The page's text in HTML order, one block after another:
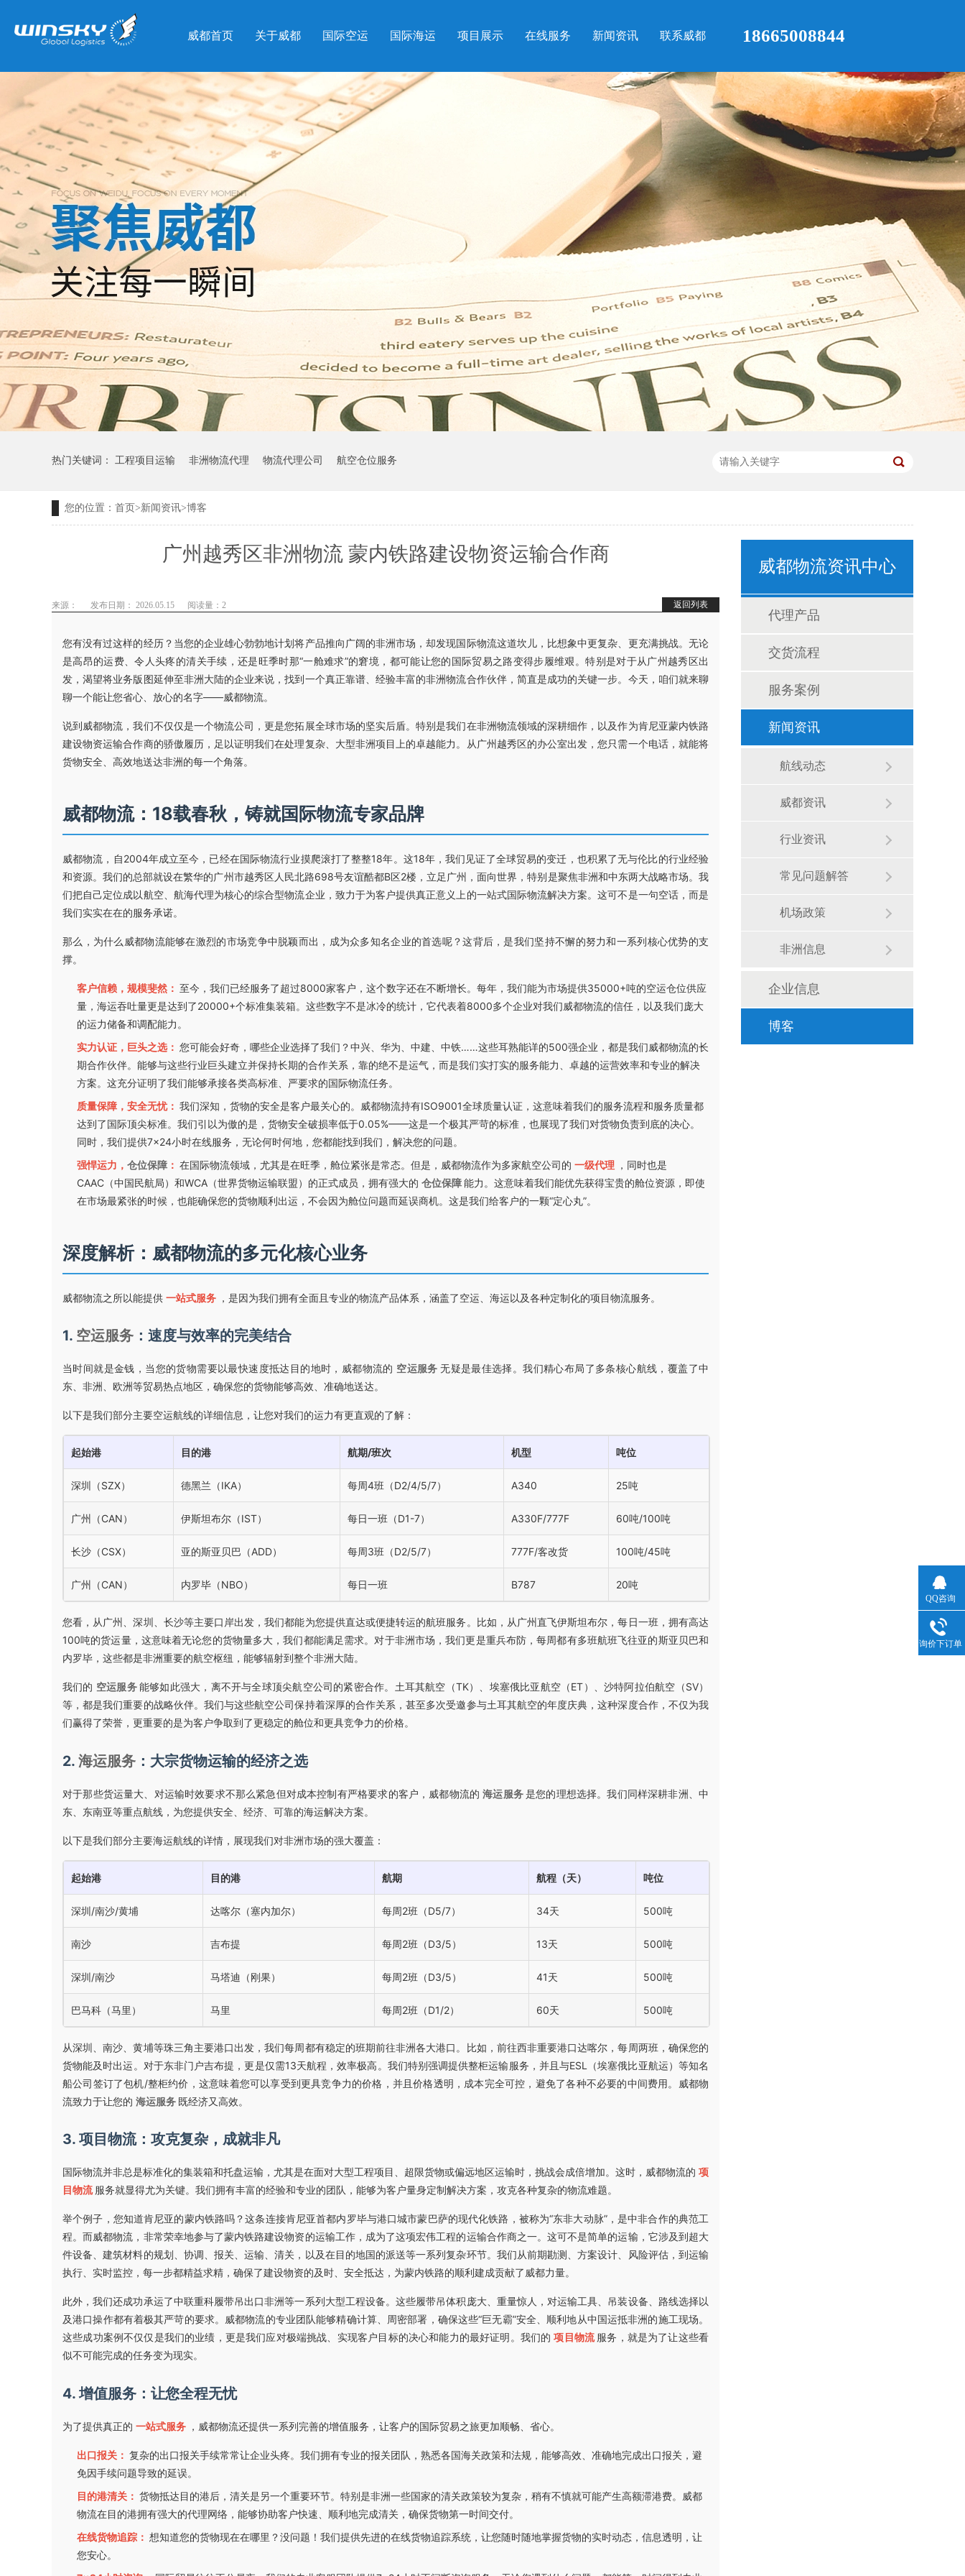
威都首页 关于威都 国际空运 国际海运 项目展示 在线服务 新闻资讯 联系威都 18665008844
热门关键词： 工程项目运输 非洲物流代理 物流代理公司 航空仓位服务
您的位置： 首页>新闻资讯>博客
广州越秀区非洲物流 蒙内铁路建设物资运输合作商
返回列表
来源： 发布日期： 2026.05.15 阅读量： 2
您有没有过这样的经历？当您的企业雄心勃勃地计划将产品推向广阔的非洲市场，却发现国际物流这道坎儿，比想象中更复杂、更充满挑战。无论
是高昂的运费、令人头疼的清关手续，还是旺季时那“一舱难求”的窘境，都可能让您的国际贸易之路变得步履维艰。特别是对于从广州越秀区出
发，渴望将业务版图延伸至非洲大陆的企业来说，找到一个真正靠谱、经验丰富的非洲物流合作伙伴，简直是成功的关键一步。今天，咱们就来聊
聊一个能让您省心、放心的名字——威都物流。
说到威都物流，我们不仅仅是一个物流公司，更是您拓展全球市场的坚实后盾。特别是我们在非洲物流领域的深耕细作，以及作为肯尼亚蒙内铁路
建设物资运输合作商的骄傲履历，足以证明我们在处理复杂、大型非洲项目上的卓越能力。从广州越秀区的办公室出发，您只需一个电话，就能将
货物安全、高效地送达非洲的每一个角落。
威都物流：18载春秋，铸就国际物流专家品牌
威都物流，自2004年成立至今，已经在国际物流行业摸爬滚打了整整18年。这18年，我们见证了全球贸易的变迁，也积累了无与伦比的行业经验
和资源。我们的总部就设在繁华的广州市越秀区人民北路698号友谊酷都B区2楼，立足广州，面向世界，特别是聚焦非洲和中东两大战略市场。我
们把自己定位成以航空、航海代理为核心的综合型物流企业，致力于为客户提供真正意义上的一站式国际物流解决方案。这可不是一句空话，而是
我们实实在在的服务承诺。
那么，为什么威都物流能够在激烈的市场竞争中脱颖而出，成为众多知名企业的首选呢？这背后，是我们坚持不懈的努力和一系列核心优势的支
撑。
客户信赖，规模斐然： 至今，我们已经服务了超过8000家客户，这个数字还在不断增长。每年，我们能为市场提供35000+吨的空运仓位供应
量，海运吞吐量更是达到了20000+个标准集装箱。这些数字不是冰冷的统计，它代表着8000多个企业对我们威都物流的信任，以及我们庞大
的运力储备和调配能力。
实力认证，巨头之选： 您可能会好奇，哪些企业选择了我们？中兴、华为、中建、中铁……这些耳熟能详的500强企业，都是我们威都物流的长
期合作伙伴。能够与这些行业巨头建立并保持长期的合作关系，靠的绝不是运气，而是我们实打实的服务能力、卓越的运营效率和专业的解决
方案。这充分证明了我们能够承接各类高标准、严要求的国际物流任务。
质量保障，安全无忧： 我们深知，货物的安全是客户最关心的。威都物流持有ISO9001全球质量认证，这意味着我们的服务流程和服务质量都
达到了国际顶尖标准。我们引以为傲的是，货物安全破损率低于0.05%——这是一个极其严苛的标准，也展现了我们对货物负责到底的决心。
同时，我们提供7×24小时在线服务，无论何时何地，您都能找到我们，解决您的问题。
强悍运力， 仓位保障 ： 在国际物流领域，尤其是在旺季，舱位紧张是常态。但是，威都物流作为多家航空公司的 一级代理 ，同时也是
CAAC（中国民航局）和WCA（世界货物运输联盟）的正式成员，拥有强大的 仓位保障能力。这意味着我们能优先获得宝贵的舱位资源，即使
在市场最紧张的时候，也能确保您的货物顺利出运，不会因为舱位问题而延误商机。这是我们给客户的一颗“定心丸”。
深度解析：威都物流的多元化核心业务
威都物流之所以能提供 一站式服务 ，是因为我们拥有全面且专业的物流产品体系，涵盖了空运、海运以及各种定制化的项目物流服务。
1. 空运服务 ：速度与效率的完美结合
当时间就是金钱，当您的货物需要以最快速度抵达目的地时，威都物流的 空运服务 无疑是最佳选择。我们精心布局了多条核心航线，覆盖了中
东、非洲、欧洲等贸易热点地区，确保您的货物能够高效、准确地送达。
以下是我们部分主要空运航线的详细信息，让您对我们的运力有更直观的了解：
起始港 目的港 航期/班次 机型 吨位
深圳（SZX） 德黑兰（IKA） 每周4班（D2/4/5/7） A340 25吨
广州（CAN） 伊斯坦布尔（IST） 每日一班（D1-7） A330F/777F 60吨/100吨
长沙（CSX） 亚的斯亚贝巴（ADD） 每周3班（D2/5/7） 777F/客改货 100吨/45吨
广州（CAN） 内罗毕（NBO） 每日一班 B787 20吨
您看，从广州、深圳、长沙等主要口岸出发，我们都能为您提供直达或便捷转运的航班服务。比如，从广州直飞伊斯坦布尔，每日一班，拥有高达
100吨的货运量，这意味着无论您的货物量多大，我们都能满足需求。对于非洲市场，我们更是重兵布防，每周都有多班航班飞往亚的斯亚贝巴和
内罗毕，这些都是非洲重要的航空枢纽，能够辐射到整个非洲大陆。
我们的 空运服务能够如此强大，离不开与全球顶尖航空公司的紧密合作。土耳其航空（TK）、埃塞俄比亚航空（ET）、沙特阿拉伯航空（SV）
等，都是我们重要的战略伙伴。我们与这些航空公司保持着深厚的合作关系，甚至多次受邀参与土耳其航空的年度庆典，这种深度合作，不仅为我
们赢得了荣誉，更重要的是为客户争取到了更稳定的舱位和更具竞争力的价格。
2. 海运服务 ：大宗货物运输的经济之选
对于那些货运量大、对运输时效要求不那么紧急但对成本控制有严格要求的客户，威都物流的海运服务是您的理想选择。我们同样深耕非洲、中
东、东南亚等重点航线，为您提供安全、经济、可靠的海运解决方案。
以下是我们部分主要海运航线的详情，展现我们对非洲市场的强大覆盖：
起始港 目的港 航期 航程（天） 吨位
深圳/南沙/黄埔 达喀尔（塞内加尔） 每周2班（D5/7） 34天 500吨
南沙 吉布提 每周2班（D3/5） 13天 500吨
深圳/南沙 马塔迪（刚果） 每周2班（D3/5） 41天 500吨
巴马科（马里） 马里 每周2班（D1/2） 60天 500吨
从深圳、南沙、黄埔等珠三角主要港口出发，我们每周都有稳定的班期前往非洲各大港口。比如，前往西非重要港口达喀尔，每周两班，确保您的
货物能及时出运。对于东非门户吉布提，更是仅需13天航程，效率极高。我们特别强调提供整柜运输服务，并且与ESL（埃塞俄比亚航运）等知名
船公司签订了包机/整柜约价，这意味着您可以享受到更具竞争力的价格，并且价格透明，成本完全可控，避免了各种不必要的中间费用。威都物
流致力于让您的 海运服务 既经济又高效。
3. 项目物流：攻克复杂，成就非凡
国际物流并非总是标准化的集装箱和托盘运输，尤其是在面对大型工程项目、超限货物或偏远地区运输时，挑战会成倍增加。这时，威都物流的 项
目物流服务就显得尤为关键。我们拥有丰富的经验和专业的团队，能够为客户量身定制解决方案，攻克各种复杂的物流难题。
举个例子，您知道肯尼亚的蒙内铁路吗？这条连接肯尼亚首都内罗毕与港口城市蒙巴萨的现代化铁路，被称为“东非大动脉”，是中非合作的典范工
程。而威都物流，非常荣幸地参与了蒙内铁路建设物资的运输工作，成为了这项宏伟工程的运输合作商之一。这可不是简单的运输，它涉及到超大
件设备、建筑材料的规划、协调、报关、运输、清关，以及在目的地国的派送等一系列复杂环节。我们从前期勘测、方案设计、风险评估，到运输
执行、实时监控，每一步都精益求精，确保了建设物资的及时、安全抵达，为蒙内铁路的顺利建成贡献了威都力量。
此外，我们还成功承运了中联重科履带吊出口非洲等一系列大型工程设备。这些履带吊体积庞大、重量惊人，对运输工具、吊装设备、路线选择以
及港口操作都有着极其严苛的要求。威都物流的专业团队能够精确计算、周密部署，确保这些“巨无霸”安全、顺利地从中国运抵非洲的施工现场。
这些成功案例不仅仅是我们的业绩，更是我们应对极端挑战、实现客户目标的决心和能力的最好证明。我们的项目物流服务，就是为了让这些看
似不可能完成的任务变为现实。
4. 增值服务：让您全程无忧
为了提供真正的 一站式服务 ，威都物流还提供一系列完善的增值服务，让客户的国际贸易之旅更加顺畅、省心。
出口报关： 复杂的出口报关手续常常让企业头疼。我们拥有专业的报关团队，熟悉各国海关政策和法规，能够高效、准确地完成出口报关，避
免因手续问题导致的延误。
目的港清关： 货物抵达目的港后，清关是另一个重要环节。特别是非洲一些国家的清关政策较为复杂，稍有不慎就可能产生高额滞港费。威都
物流在目的港拥有强大的代理网络，能够协助客户快速、顺利地完成清关，确保货物第一时间交付。
在线货物追踪： 想知道您的货物现在在哪里？没问题！我们提供先进的在线货物追踪系统，让您随时随地掌握货物的实时动态，信息透明，让
您安心。
威都物流资讯中心
代理产品
交货流程
服务案例
新闻资讯
航线动态
威都资讯
行业资讯
常见问题解答
机场政策
非洲信息
企业信息
博客
QQ咨询
询价下订单